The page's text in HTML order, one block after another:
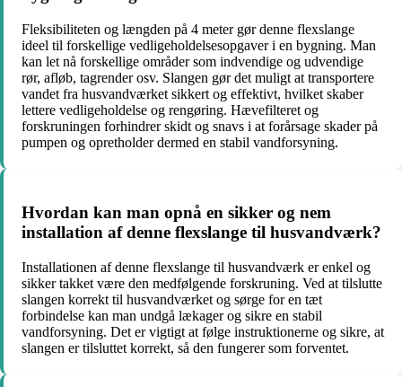
Fleksibiliteten og længden på 4 meter gør denne flexslange
ideel til forskellige vedligeholdelsesopgaver i en bygning. Man
kan let nå forskellige områder som indvendige og udvendige
rør, afløb, tagrender osv. Slangen gør det muligt at transportere
vandet fra husvandværket sikkert og effektivt, hvilket skaber
lettere vedligeholdelse og rengøring. Hævefilteret og
forskruningen forhindrer skidt og snavs i at forårsage skader på
pumpen og opretholder dermed en stabil vandforsyning.
Hvordan kan man opnå en sikker og nem
installation af denne flexslange til husvandværk?
Installationen af denne flexslange til husvandværk er enkel og
sikker takket være den medfølgende forskruning. Ved at tilslutte
slangen korrekt til husvandværket og sørge for en tæt
forbindelse kan man undgå lækager og sikre en stabil
vandforsyning. Det er vigtigt at følge instruktionerne og sikre, at
slangen er tilsluttet korrekt, så den fungerer som forventet.